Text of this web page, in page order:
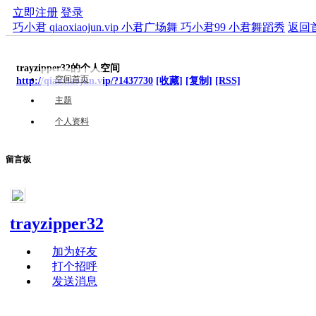
立即注册 登录
巧小君 qiaoxiaojun.vip 小君广场舞 巧小君99 小君舞蹈秀 返回
trayzipper32的个人空间
http://qiaoxiaojun.vip/?1437730 [收藏] [复制] [RSS]
空间首页
主题
个人资料
留言板
trayzipper32
加为好友
打个招呼
发送消息